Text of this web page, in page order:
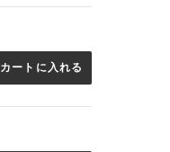
カートに入れる